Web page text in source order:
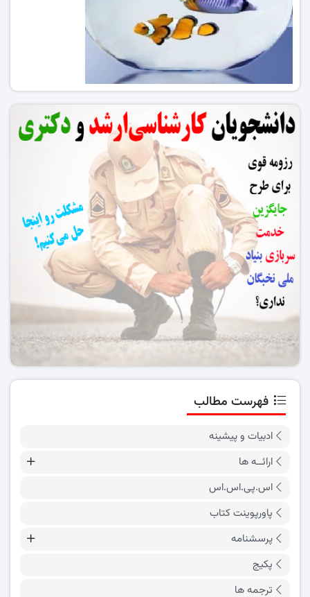
فهرست مطالب
ادبیات و پیشینه
ارائــه ها
اس.پی.اس.اس
پاورپوینت کتاب
پرسشنامه
پکیج
ترجمه ها